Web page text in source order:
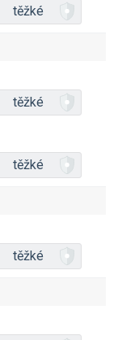
těžké
těžké
těžké
těžké